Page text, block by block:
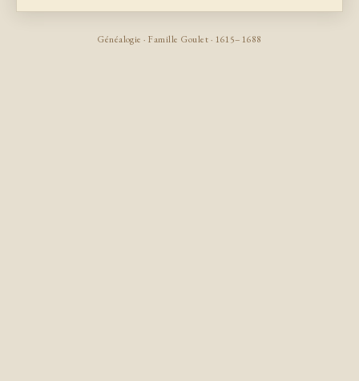
Généalogie · Famille Goulet · 1615–1688